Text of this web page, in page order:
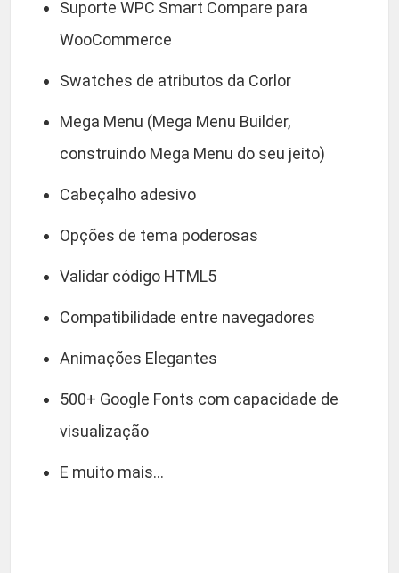
Suporte WPC Smart Compare para
WooCommerce
Swatches de atributos da Corlor
Mega Menu (Mega Menu Builder,
construindo Mega Menu do seu jeito)
Cabeçalho adesivo
Opções de tema poderosas
Validar código HTML5
Compatibilidade entre navegadores
Animações Elegantes
500+ Google Fonts com capacidade de
visualização
E muito mais…